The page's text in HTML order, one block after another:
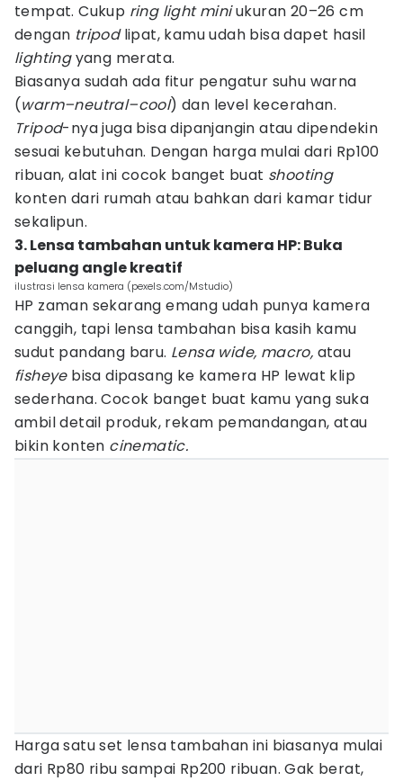
tempat. Cukup ring light miniukuran 20–26 cm
dengan tripodlipat, kamu udah bisa dapet hasil
lightingyang merata.
Biasanya sudah ada fitur pengatur suhu warna
(warm–neutral–cool) dan level kecerahan.
Tripod-nya juga bisa dipanjangin atau dipendekin
sesuai kebutuhan. Dengan harga mulai dari Rp100
ribuan, alat ini cocok banget buat shooting
konten dari rumah atau bahkan dari kamar tidur
sekalipun.
3. Lensa tambahan untuk kamera HP: Buka
peluang angle kreatif
ilustrasi lensa kamera (pexels.com/Mstudio)
HP zaman sekarang emang udah punya kamera
canggih, tapi lensa tambahan bisa kasih kamu
sudut pandang baru. Lensa wide, macro, atau
fisheyebisa dipasang ke kamera HP lewat klip
sederhana. Cocok banget buat kamu yang suka
ambil detail produk, rekam pemandangan, atau
bikin konten cinematic.
Harga satu set lensa tambahan ini biasanya mulai
dari Rp80 ribu sampai Rp200 ribuan. Gak berat,